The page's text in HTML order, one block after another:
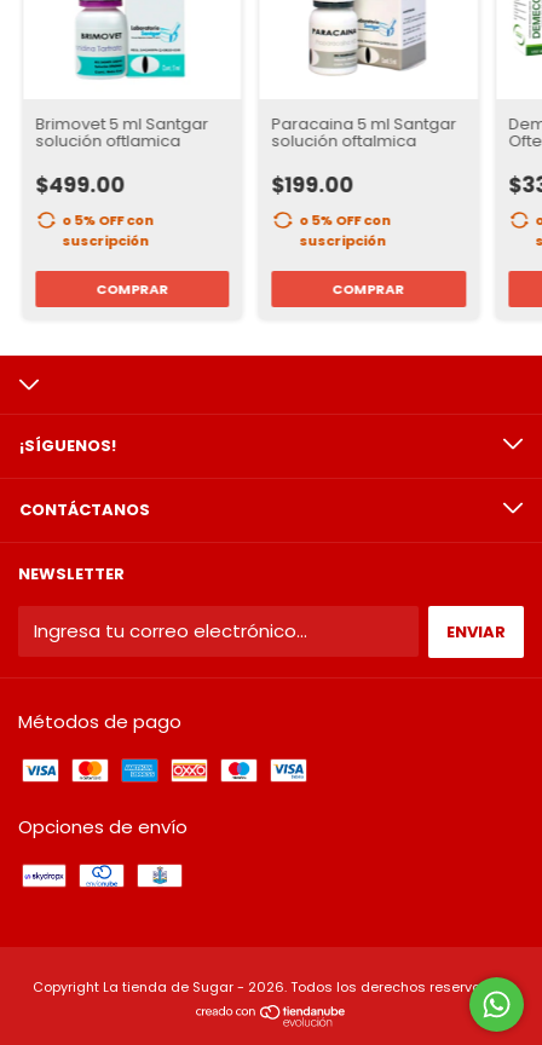
Brimovet 5 ml Santgar
solución oftlamica
$499.00
o 5% OFFcon
suscripción
COMPRAR
Paracaina 5 ml Santgar
solución oftalmica
$199.00
o 5% OFFcon
suscripción
COMPRAR
¡SÍGUENOS!
CONTÁCTANOS
NEWSLETTER
Métodos de pago
Opciones de envío
Copyright La tienda de Sugar - 2026. Todos los derechos reservados.